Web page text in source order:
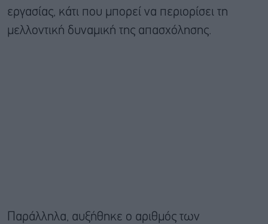
εργασίας, κάτι που μπορεί να περιορίσει τη
μελλοντική δυναμική της απασχόλησης.
Παράλληλα, αυξήθηκε ο αριθμός των